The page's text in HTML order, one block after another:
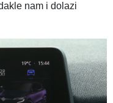
nam i dolazi